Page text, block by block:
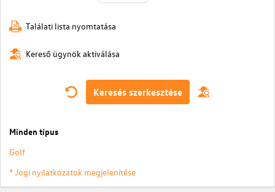
Találati lista nyomtatása
Kereső ügynök aktiválása
Keresés szerkesztése
Minden típus
Golf
* Jogi nyilatkozatok megjelenítése